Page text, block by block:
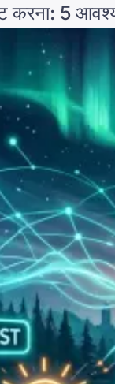
करना: 5